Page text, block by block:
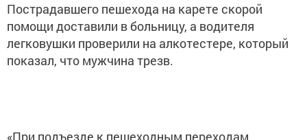
Пострадавшего пешехода на карете скорой
помощи доставили в больницу, а водителя
легковушки проверили на алкотестере, который
показал, что мужчина трезв.
«При подъезде к пешеходным переходам